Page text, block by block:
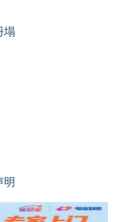
塌
明